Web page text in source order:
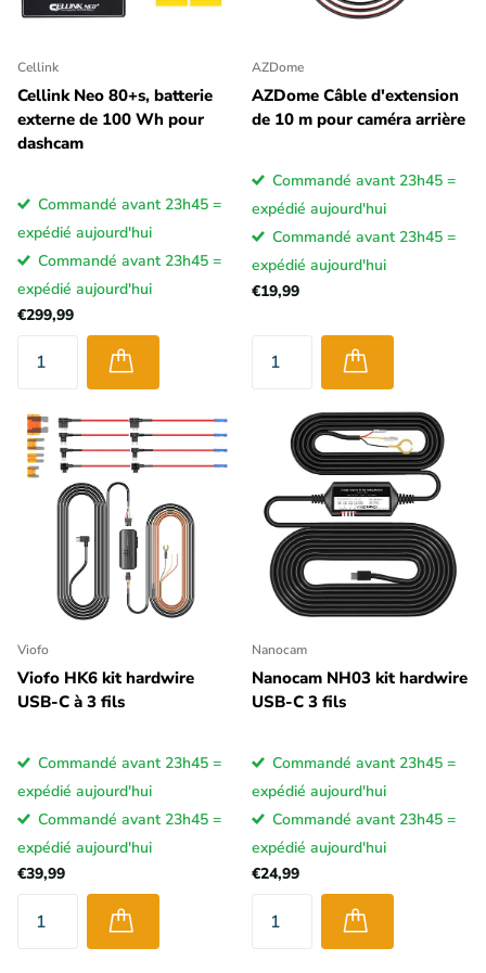
Cellink
Cellink Neo 80+s, batterie
externe de 100 Wh pour
dashcam
Commandé avant 23h45 =
expédié aujourd'hui
Commandé avant 23h45 =
expédié aujourd'hui
€299,99
AZDome
AZDome Câble d'extension
de 10 m pour caméra arrière
Commandé avant 23h45 =
expédié aujourd'hui
Commandé avant 23h45 =
expédié aujourd'hui
€19,99
Viofo
Viofo HK6 kit hardwire
USB-C à 3 fils
Commandé avant 23h45 =
expédié aujourd'hui
Commandé avant 23h45 =
expédié aujourd'hui
€39,99
Nanocam
Nanocam NH03 kit hardwire
USB-C 3 fils
Commandé avant 23h45 =
expédié aujourd'hui
Commandé avant 23h45 =
expédié aujourd'hui
€24,99